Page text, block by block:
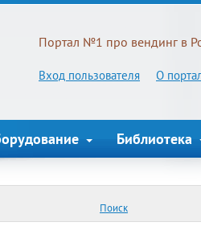
Портал №1 про вендинг в
Вход пользователя О
Библиотека
Поиск